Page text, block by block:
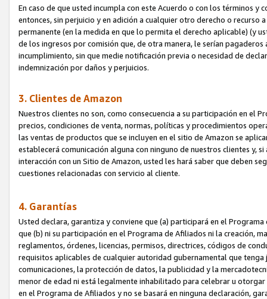
En caso de que usted incumpla con este Acuerdo o con los términos
entonces, sin perjuicio y en adición a cualquier otro derecho o
permanente (en la medida en que lo permita el derecho aplicable) (y
de los ingresos por comisión que, de otra manera, le serían
incumplimiento, sin que medie notificación previa o necesidad de
indemnización por daños y perjuicios.
3. Clientes de Amazon
Nuestros clientes no son, como consecuencia a su participación en el
precios, condiciones de venta, normas, políticas y procedimientos
las ventas de productos que se incluyen en el sitio de Amazon se
establecerá comunicación alguna con ninguno de nuestros clientes y,
interacción con un Sitio de Amazon, usted les hará saber que deben
cuestiones relacionadas con servicio al cliente.
4. Garantías
Usted declara, garantiza y conviene que (a) participará en el
que (b) ni su participación en el Programa de Afiliados ni la creación,
reglamentos, órdenes, licencias, permisos, directrices, códigos de
requisitos aplicables de cualquier autoridad gubernamental que
comunicaciones, la protección de datos, la publicidad y la
menor de edad ni está legalmente inhabilitado para celebrar u
en el Programa de Afiliados y no se basará en ninguna declaración,